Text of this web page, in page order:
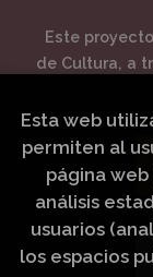
Este
de Cultura, a
Esta web
permiten al
página
análisis
usuarios
los espacios